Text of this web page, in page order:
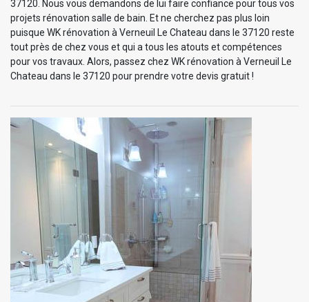
37120. Nous vous demandons de lui faire confiance pour tous vos
projets rénovation salle de bain. Et ne cherchez pas plus loin
puisque WK rénovation à Verneuil Le Chateau dans le 37120 reste
tout près de chez vous et qui a tous les atouts et compétences
pour vos travaux. Alors, passez chez WK rénovation à Verneuil Le
Chateau dans le 37120 pour prendre votre devis gratuit !